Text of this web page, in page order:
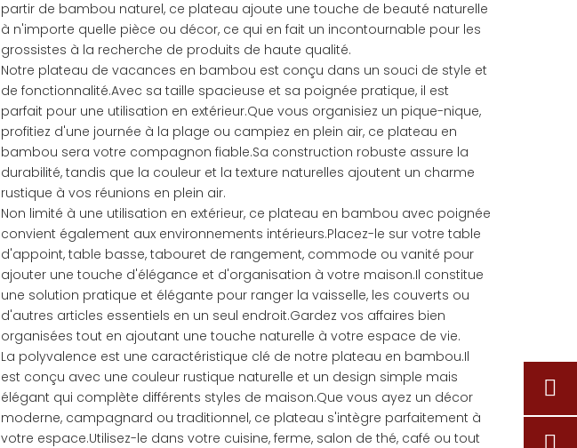
partir de bambou naturel, ce plateau ajoute une touche de beauté naturelle
à n'importe quelle pièce ou décor, ce qui en fait un incontournable pour les
grossistes à la recherche de produits de haute qualité.
Notre plateau de vacances en bambou est conçu dans un souci de style et
de fonctionnalité.Avec sa taille spacieuse et sa poignée pratique, il est
parfait pour une utilisation en extérieur.Que vous organisiez un pique-nique,
profitiez d'une journée à la plage ou campiez en plein air, ce plateau en
bambou sera votre compagnon fiable.Sa construction robuste assure la
durabilité, tandis que la couleur et la texture naturelles ajoutent un charme
rustique à vos réunions en plein air.
Non limité à une utilisation en extérieur, ce plateau en bambou avec poignée
convient également aux environnements intérieurs.Placez-le sur votre table
d'appoint, table basse, tabouret de rangement, commode ou vanité pour
ajouter une touche d'élégance et d'organisation à votre maison.Il constitue
une solution pratique et élégante pour ranger la vaisselle, les couverts ou
d'autres articles essentiels en un seul endroit.Gardez vos affaires bien
organisées tout en ajoutant une touche naturelle à votre espace de vie.
La polyvalence est une caractéristique clé de notre plateau en bambou.Il
est conçu avec une couleur rustique naturelle et un design simple mais
élégant qui complète différents styles de maison.Que vous ayez un décor
moderne, campagnard ou traditionnel, ce plateau s'intègre parfaitement à
votre espace.Utilisez-le dans votre cuisine, ferme, salon de thé, café ou tout